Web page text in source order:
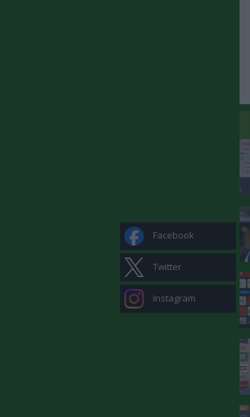
Facebook
Twitter
Instagram